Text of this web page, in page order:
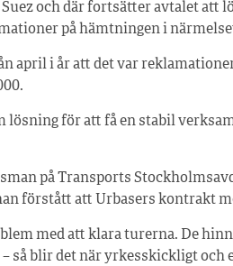
och där fortsätter avtalet att
på hämtningen i
april i år att det var reklamationer
lösning för att få en stabil
på Transports
förstått att Urbasers kontrakt
med att klara turerna. De
så blir det när yrkesskickligt och